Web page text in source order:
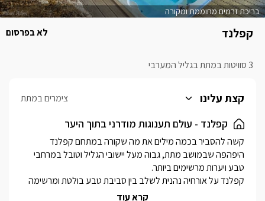
קפלנד
3 סוויטות במתת בגליל המערבי
לא בפרסום
בריכת זרמים מחוממת ומקורה
קצת עלינו צימרים במתת
קפלנד - עולם תענוגות מודרני בתוך היער
קרא עוד